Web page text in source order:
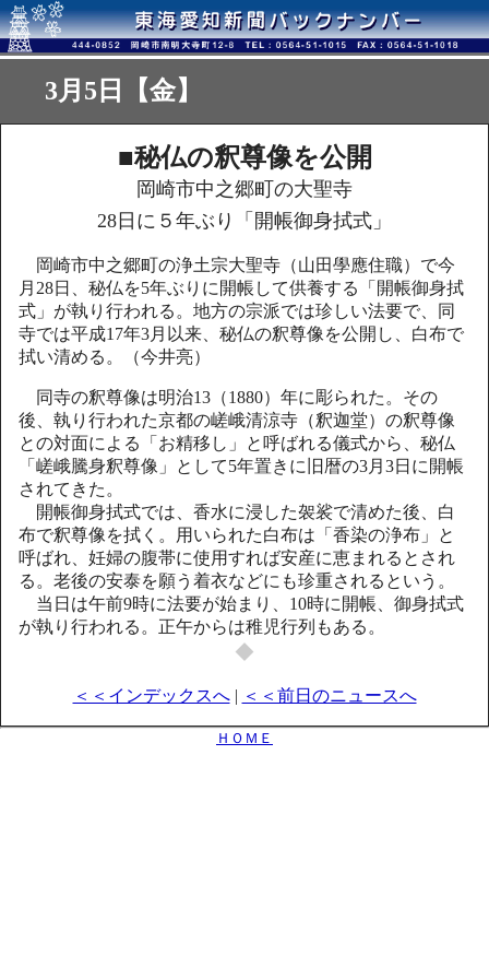
3月5日【金】
■秘仏の釈尊像を公開
岡崎市中之郷町の大聖寺
28日に５年ぶり「開帳御身拭式」
岡崎市中之郷町の浄土宗大聖寺（山田學應住職）で今
月28日、秘仏を5年ぶりに開帳して供養する「開帳御身拭
式」が執り行われる。地方の宗派では珍しい法要で、同
寺では平成17年3月以来、秘仏の釈尊像を公開し、白布で
拭い清める。（今井亮）
同寺の釈尊像は明治13（1880）年に彫られた。その
後、執り行われた京都の嵯峨清涼寺（釈迦堂）の釈尊像
との対面による「お精移し」と呼ばれる儀式から、秘仏
「嵯峨騰身釈尊像」として5年置きに旧暦の3月3日に開帳
されてきた。
開帳御身拭式では、香水に浸した袈裟で清めた後、白
布で釈尊像を拭く。用いられた白布は「香染の浄布」と
呼ばれ、妊婦の腹帯に使用すれば安産に恵まれるとされ
る。老後の安泰を願う着衣などにも珍重されるという。
当日は午前9時に法要が始まり、10時に開帳、御身拭式
が執り行われる。正午からは稚児行列もある。
◆
＜＜インデックスへ| ＜＜前日のニュースへ
ＨＯＭＥ